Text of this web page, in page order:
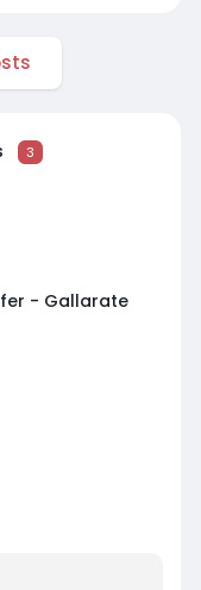
3
- Gallarate